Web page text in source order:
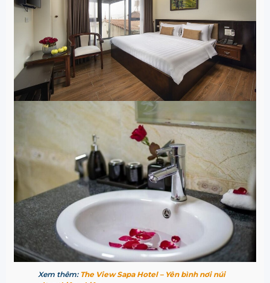
Xem thêm: The View Sapa Hotel – Yên bình nơi núi